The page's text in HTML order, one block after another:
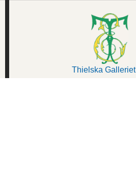
Thielska Galleriet